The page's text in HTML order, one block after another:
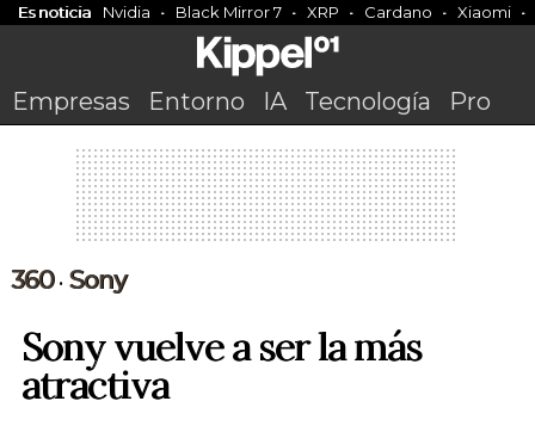
Es noticia Nvidia Black Mirror 7 XRP Cardano Xiaomi
Empresas Entorno IA Tecnología Pro
360• Sony
Sony vuelve a ser la más
atractiva